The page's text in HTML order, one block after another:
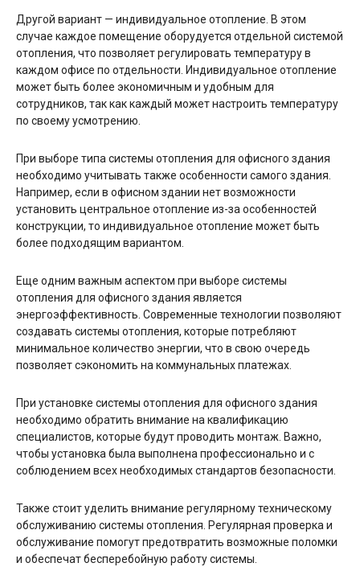
Другой вариант — индивидуальное отопление. В этом
случае каждое помещение оборудуется отдельной системой
отопления, что позволяет регулировать температуру в
каждом офисе по отдельности. Индивидуальное отопление
может быть более экономичным и удобным для
сотрудников, так как каждый может настроить температуру
по своему усмотрению.
При выборе типа системы отопления для офисного здания
необходимо учитывать также особенности самого здания.
Например, если в офисном здании нет возможности
установить центральное отопление из-за особенностей
конструкции, то индивидуальное отопление может быть
более подходящим вариантом.
Еще одним важным аспектом при выборе системы
отопления для офисного здания является
энергоэффективность. Современные технологии позволяют
создавать системы отопления, которые потребляют
минимальное количество энергии, что в свою очередь
позволяет сэкономить на коммунальных платежах.
При установке системы отопления для офисного здания
необходимо обратить внимание на квалификацию
специалистов, которые будут проводить монтаж. Важно,
чтобы установка была выполнена профессионально и с
соблюдением всех необходимых стандартов безопасности.
Также стоит уделить внимание регулярному техническому
обслуживанию системы отопления. Регулярная проверка и
обслуживание помогут предотвратить возможные поломки
и обеспечат бесперебойную работу системы.